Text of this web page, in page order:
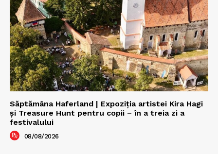
Săptămâna Haferland | Expoziţia artistei Kira Hagi
şi Treasure Hunt pentru copii – în a treia zi a
festivalului
08/08/2026